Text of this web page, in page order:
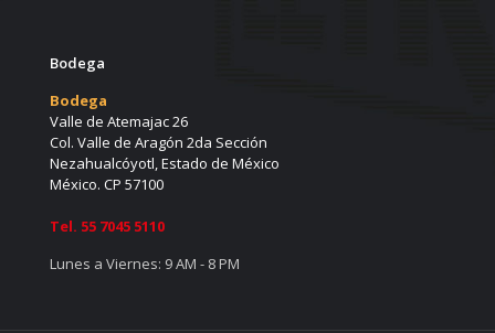
Bodega
Bodega
Valle de Atemajac 26
Col. Valle de Aragón 2da Sección
Nezahualcóyotl, Estado de México
México. CP 57100
Tel. 55 7045 5110
Lunes a Viernes: 9 AM - 8 PM